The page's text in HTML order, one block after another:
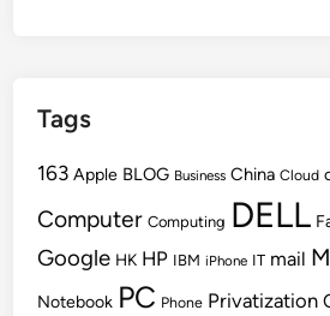
Tags
163 Apple BLOG Business China Cloud
Computer Computing DELL
Google HK HP IBM iPhone IT mail
Notebook PC Phone Privatization